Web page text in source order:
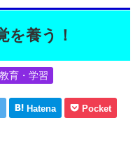
を養う！
教育・学習
Hatena Pocket